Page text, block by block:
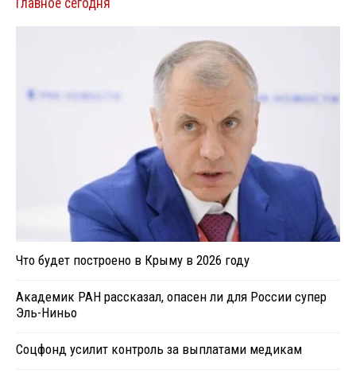
Что будет построено в Крыму в 2026 году
Академик РАН рассказал, опасен ли для России супер
Эль-Ниньо
Соцфонд усилит контроль за выплатами медикам